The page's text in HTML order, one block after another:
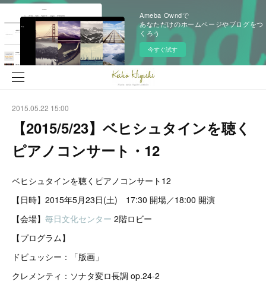
Ameba Owndで
あなただけのホームページやブログをつ
くろう
今すぐ試す
2015.05.22 15:00
【2015/5/23】ベヒシュタインを聴く
ピアノコンサート・12
ベヒシュタインを聴くピアノコンサート12
【日時】2015年5月23日(土) 17:30 開場／18:00 開演
【会場】 毎日文化センター 2階ロビー
【プログラム】
ドビュッシー：「版画」
クレメンティ：ソナタ変ロ長調 op.24-2